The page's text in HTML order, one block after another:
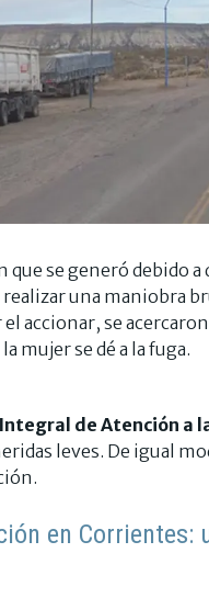
que se generó debido
una maniobra
accionar, se
mujer se dé a la fuga.
de Atención a
leves. De igual
en